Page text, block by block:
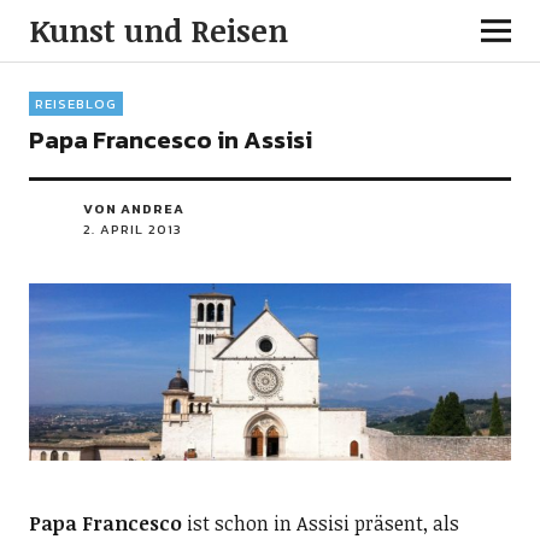
Kunst und Reisen
REISEBLOG
Papa Francesco in Assisi
VON ANDREA
2. APRIL 2013
Papa Francescoist schon in Assisi präsent, als